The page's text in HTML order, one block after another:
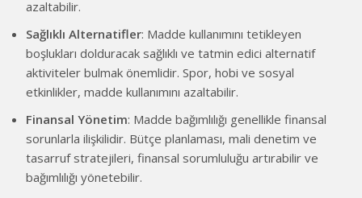
azaltabilir.
Sağlıklı Alternatifler: Madde kullanımını tetikleyen
boşlukları dolduracak sağlıklı ve tatmin edici alternatif
aktiviteler bulmak önemlidir. Spor, hobi ve sosyal
etkinlikler, madde kullanımını azaltabilir.
Finansal Yönetim: Madde bağımlılığı genellikle finansal
sorunlarla ilişkilidir. Bütçe planlaması, mali denetim ve
tasarruf stratejileri, finansal sorumluluğu artırabilir ve
bağımlılığı yönetebilir.